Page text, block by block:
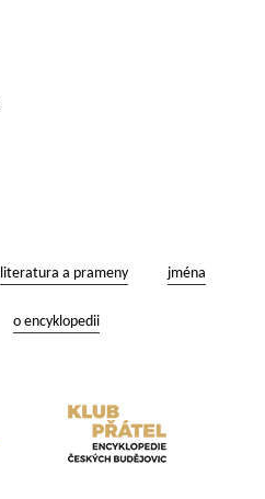
literatura a prameny jména
o encyklopedii